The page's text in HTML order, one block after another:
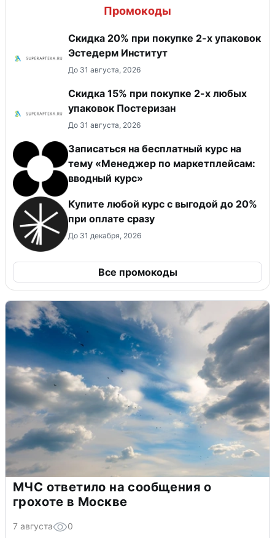
Промокоды
Скидка 20% при покупке 2-х упаковок
Эстедерм Институт
До 31 августа, 2026
Скидка 15% при покупке 2-х любых
упаковок Постеризан
До 31 августа, 2026
Записаться на бесплатный курс на
тему «Менеджер по маркетплейсам:
вводный курс»
Купите любой курс с выгодой до 20%
при оплате сразу
До 31 декабря, 2026
Все промокоды
МЧС ответило на сообщения о
грохоте в Москве
7 августа 0